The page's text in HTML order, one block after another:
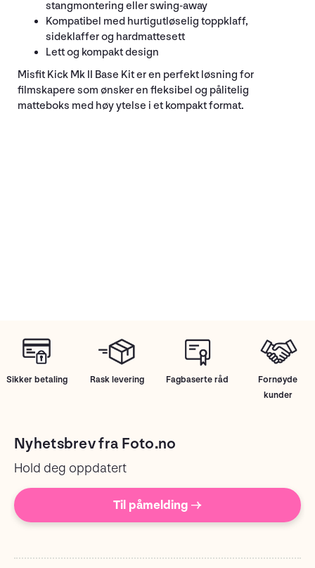
stangmontering eller swing-away
Kompatibel med hurtigutløselig toppklaff,
sideklaffer og hardmattesett
Lett og kompakt design
Misfit Kick Mk II Base Kit er en perfekt løsning for
filmskapere som ønsker en fleksibel og pålitelig
matteboks med høy ytelse i et kompakt format.
Sikker betaling Rask levering Fagbaserte råd
Fornøyde
kunder
Nyhetsbrev fra Foto.no
Hold deg oppdatert
Til påmelding →